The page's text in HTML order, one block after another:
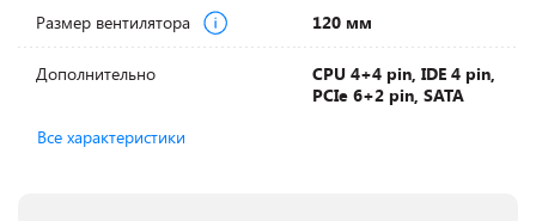
Размер вентилятора
120 мм
Дополнительно
CPU 4+4 pin, IDE 4 pin,
PCIe 6+2 pin, SATA
Все характеристики